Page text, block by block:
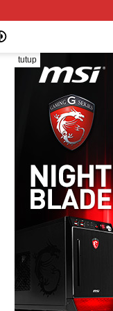
Kunjungan
tutup